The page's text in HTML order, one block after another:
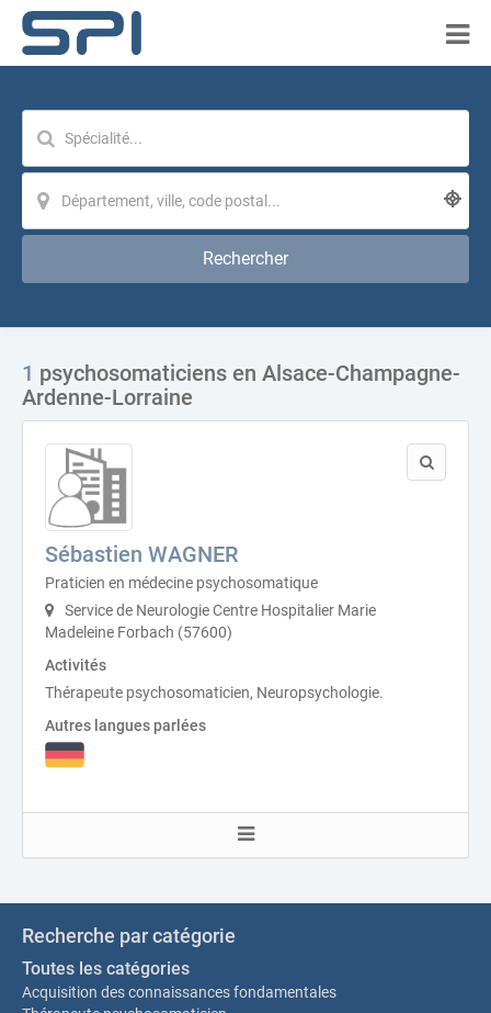
Rechercher
1 psychosomaticiens en Alsace-Champagne-
Ardenne-Lorraine
Sébastien WAGNER
Praticien en médecine psychosomatique
Service de Neurologie Centre Hospitalier Marie
Madeleine Forbach (57600)
Activités
Thérapeute psychosomaticien, Neuropsychologie.
Autres langues parlées
Recherche par catégorie
Toutes les catégories
Acquisition des connaissances fondamentales